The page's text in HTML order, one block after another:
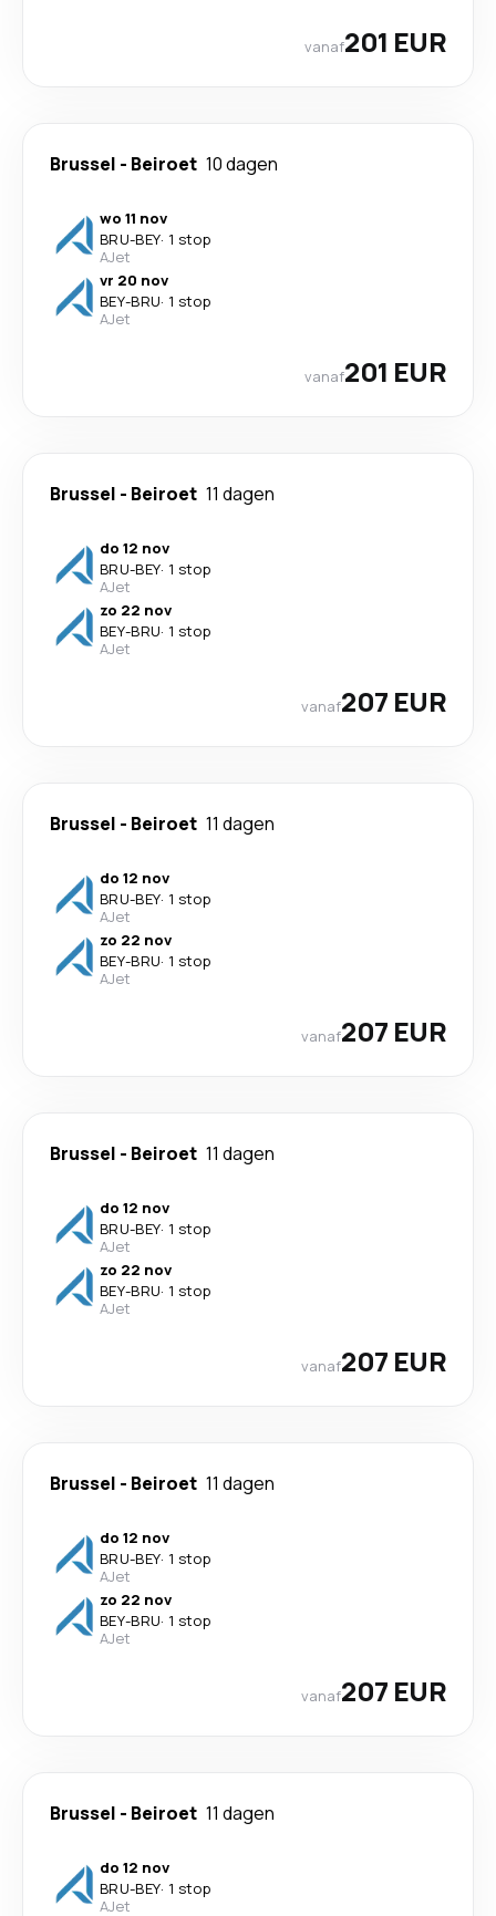
vanaf201 EUR
Brussel - Beiroet 10 dagen
wo 11 nov
BRU-BEY· 1 stop
AJet
vr 20 nov
BEY-BRU· 1 stop
AJet
vanaf201 EUR
Brussel - Beiroet 11 dagen
do 12 nov
BRU-BEY· 1 stop
AJet
zo 22 nov
BEY-BRU· 1 stop
AJet
vanaf207 EUR
Brussel - Beiroet 11 dagen
do 12 nov
BRU-BEY· 1 stop
AJet
zo 22 nov
BEY-BRU· 1 stop
AJet
vanaf207 EUR
Brussel - Beiroet 11 dagen
do 12 nov
BRU-BEY· 1 stop
AJet
zo 22 nov
BEY-BRU· 1 stop
AJet
vanaf207 EUR
Brussel - Beiroet 11 dagen
do 12 nov
BRU-BEY· 1 stop
AJet
zo 22 nov
BEY-BRU· 1 stop
AJet
vanaf207 EUR
Brussel - Beiroet 11 dagen
do 12 nov
BRU-BEY· 1 stop
AJet